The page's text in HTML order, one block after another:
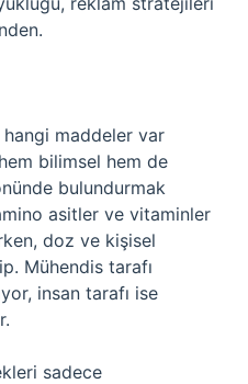
maddeler var
bilimsel hem de
bulundurmak
asitler ve vitaminler
doz ve kişisel
Mühendis tarafı
insan tarafı ise
sadece